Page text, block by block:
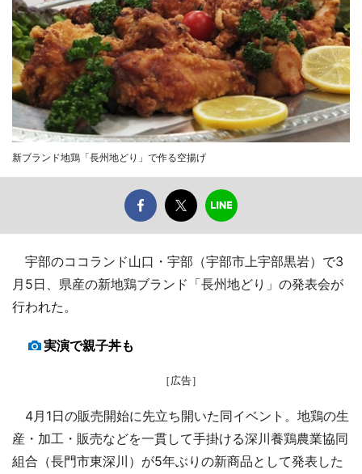
新ブランド地鶏「長州地どり」で作る空揚げ
宇部のココランド山口・宇部（宇部市上宇部黒岩）で3
月5日、県産の新地鶏ブランド「長州地どり」の発表会が
行われた。
実演で親子丼も
［広告］
4月1日の販売開始に先立ち開いた同イベント。地鶏の生
産・加工・販売などを一貫して手掛ける深川養鶏農業協同
組合（長門市東深川）が5年ぶりの新商品として発表した